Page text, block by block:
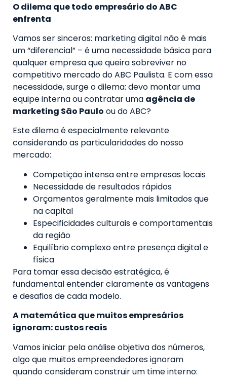
O dilema que todo empresário do ABC
enfrenta
Vamos ser sinceros: marketing digital não é mais
um “diferencial” – é uma necessidade básica para
qualquer empresa que queira sobreviver no
competitivo mercado do ABC Paulista. E com essa
necessidade, surge o dilema: devo montar uma
equipe interna ou contratar uma agência de
marketing São Paulo ou do ABC?
Este dilema é especialmente relevante
considerando as particularidades do nosso
mercado:
Competição intensa entre empresas locais
Necessidade de resultados rápidos
Orçamentos geralmente mais limitados que
na capital
Especificidades culturais e comportamentais
da região
Equilíbrio complexo entre presença digital e
física
Para tomar essa decisão estratégica, é
fundamental entender claramente as vantagens
e desafios de cada modelo.
A matemática que muitos empresários
ignoram: custos reais
Vamos iniciar pela análise objetiva dos números,
algo que muitos empreendedores ignoram
quando consideram construir um time interno: